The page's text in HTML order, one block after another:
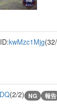
ID:kwMzc1Mjg
(2/2) NG 報告